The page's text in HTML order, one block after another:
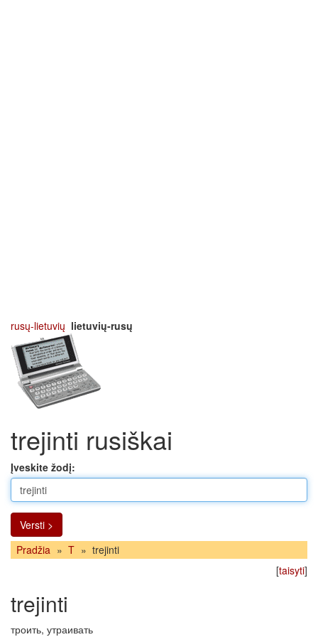
rusų-lietuvių lietuvių-rusų
trejinti rusiškai
Įveskite žodį:
Versti >
Pradžia » T » trejinti
[taisyti]
trejinti
троить, утраивать